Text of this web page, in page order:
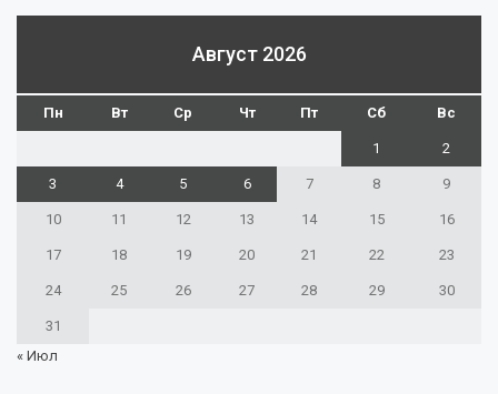
Август 2026
Пн Вт Ср Чт Пт Сб Вс
1 2
3 4 5 6 7 8 9
10 11 12 13 14 15 16
17 18 19 20 21 22 23
24 25 26 27 28 29 30
31
« Июл